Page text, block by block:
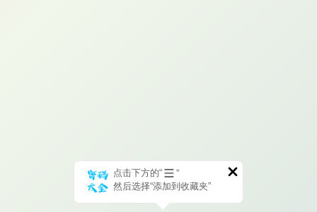
点击下方的“
”
然后选择“添加到收藏夹”